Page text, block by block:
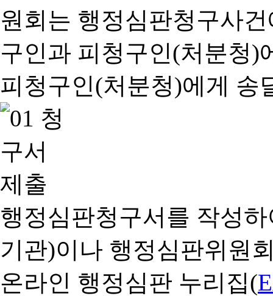
행정심판청구서를 작성
기관)이나 행정심판위원
온라인 행정심판 누리집(